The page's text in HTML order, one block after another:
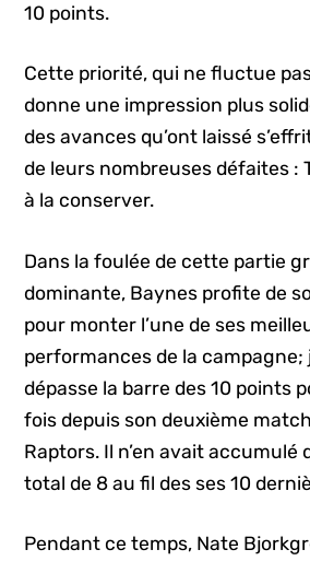
10 points.
Cette priorité, qui ne fluctue
donne une impression plus
des avances qu’ont laissé
de leurs nombreuses défaites :
à la conserver.
Dans la foulée de cette partie
dominante, Baynes profite de
pour monter l’une de ses
performances de la campagne;
dépasse la barre des 10 points
fois depuis son deuxième
Raptors. Il n’en avait accumulé
total de 8 au fil des ses 10
Pendant ce temps, Nate